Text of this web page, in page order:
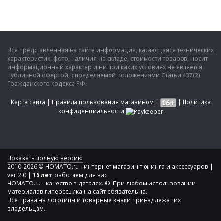
Вся представленная на сайте информация, касающаяся технических
характеристик, фото, наличия на складе, стоимости товаров, носит
информационный характер и ни при каких условиях не является
публичной офертой, определяемой положениями Статьи 437(2)
Гражданского кодекса РФ.
Карта сайта | Правила пользования магазином | | Политика
конфиденциальности
Показать полную версию
2010-2026 © HOMATO.ru - интернет магазин тюнинга и аксессуаров |
ver 2.0 | 16 лет работаем для вас
HOMATO.ru - качество в деталях. © При любом использовании
материалов гиперссылка на сайт обязательна.
Все права на логотипы и товарные знаки принадлежат их
владельцам.